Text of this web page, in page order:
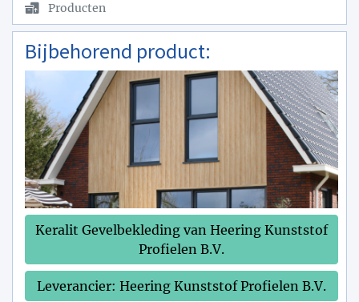
Producten
Bijbehorend product:
Keralit Gevelbekleding van Heering Kunststof
Profielen B.V.
Leverancier: Heering Kunststof Profielen B.V.